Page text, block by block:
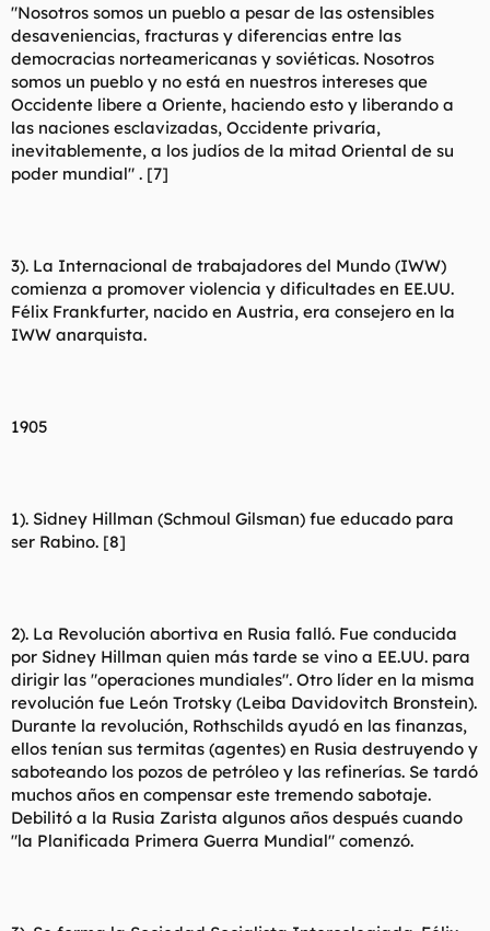
"Nosotros somos un pueblo a pesar de las ostensibles
desaveniencias, fracturas y diferencias entre las
democracias norteamericanas y soviéticas. Nosotros
somos un pueblo y no está en nuestros intereses que
Occidente libere a Oriente, haciendo esto y liberando a
las naciones esclavizadas, Occidente privaría,
inevitablemente, a los judíos de la mitad Oriental de su
poder mundial" . [7]
3). La Internacional de trabajadores del Mundo (IWW)
comienza a promover violencia y dificultades en EE.UU.
Félix Frankfurter, nacido en Austria, era consejero en la
IWW anarquista.
1905
1). Sidney Hillman (Schmoul Gilsman) fue educado para
ser Rabino. [8]
2). La Revolución abortiva en Rusia falló. Fue conducida
por Sidney Hillman quien más tarde se vino a EE.UU. para
dirigir las "operaciones mundiales". Otro líder en la misma
revolución fue León Trotsky (Leiba Davidovitch Bronstein).
Durante la revolución, Rothschilds ayudó en las finanzas,
ellos tenían sus termitas (agentes) en Rusia destruyendo y
saboteando los pozos de petróleo y las refinerías. Se tardó
muchos años en compensar este tremendo sabotaje.
Debilitó a la Rusia Zarista algunos años después cuando
"la Planificada Primera Guerra Mundial" comenzó.